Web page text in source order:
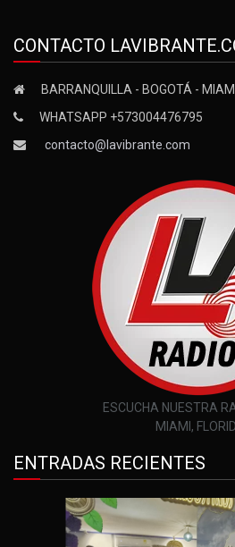
CONTACTO
BARRANQUILLA - BOGOTÁ - MIAMI
WHATSAPP +573004476795
contacto@lavibrante.com
ESCUCHA NUESTRA
MIAMI,
ENTRADAS RECIENTES